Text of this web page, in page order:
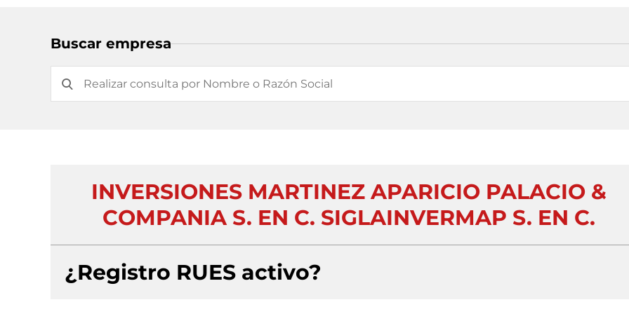
Buscar empresa
INVERSIONES MARTINEZ APARICIO PALACIO &
COMPANIA S. EN C. SIGLAINVERMAP S. EN C.
¿Registro RUES activo?